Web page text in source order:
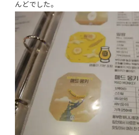
んどでした。